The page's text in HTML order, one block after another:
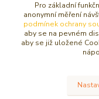
Zboží zařazeno v
VNITŘNÍ KLID/
DUCHOVNOST /
DOPLŇKY PRO
Pro základní
anonymní měření
podmínek ochrany
aby se na pevném
aby se již uložené